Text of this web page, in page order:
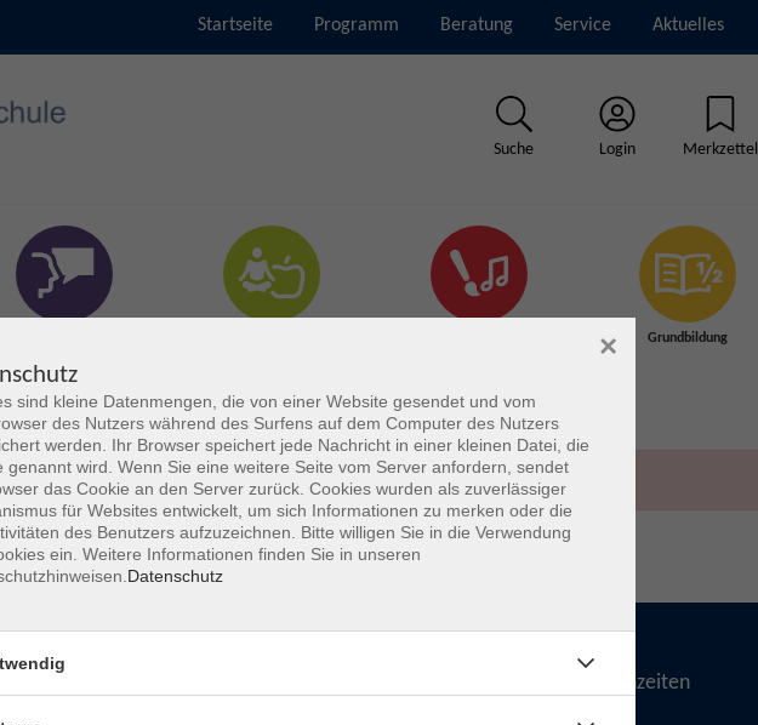
Startseite Programm Beratung Service Aktuelles
Suche Login Merkzettel
Grundbildung
Telefonzeiten
sind kleine Datenmengen, die von einer Website gesendet und vom
des Nutzers während des Surfens auf dem Computer des Nutzers
werden. Ihr Browser speichert jede Nachricht in einer kleinen Datei, die
genannt wird. Wenn Sie eine weitere Seite vom Server anfordern, sendet
das Cookie an den Server zurück. Cookies wurden als zuverlässiger
für Websites entwickelt, um sich Informationen zu merken oder die
des Benutzers aufzuzeichnen. Bitte willigen Sie in die Verwendung
ein. Weitere Informationen finden Sie in unseren
Datenschutz
×